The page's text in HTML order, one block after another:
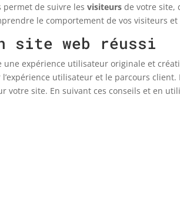
permet de suivre lesvisiteurs de votre site,
le comportement de vos visiteurs
site web réussi
expérience utilisateur originale et
utilisateur et le parcours client.
site. En suivant ces conseils et en